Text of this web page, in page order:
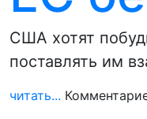
США хотят
поставлять им
читать...